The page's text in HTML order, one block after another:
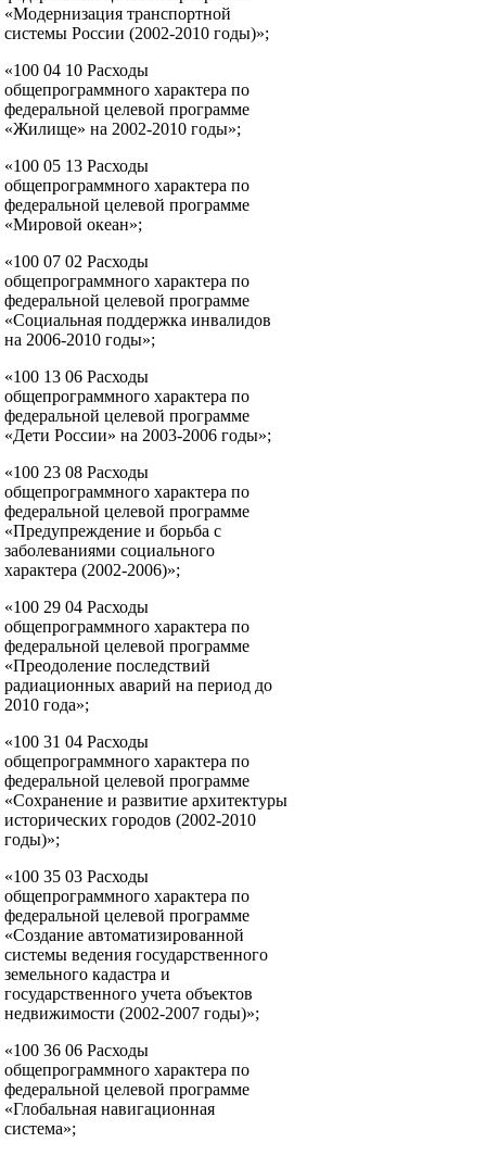
«Модернизация транспортной
системы России (2002-2010 годы)»;
«100 04 10 Расходы
общепрограммного характера по
федеральной целевой программе
«Жилище» на 2002-2010 годы»;
«100 05 13 Расходы
общепрограммного характера по
федеральной целевой программе
«Мировой океан»;
«100 07 02 Расходы
общепрограммного характера по
федеральной целевой программе
«Социальная поддержка инвалидов
на 2006-2010 годы»;
«100 13 06 Расходы
общепрограммного характера по
федеральной целевой программе
«Дети России» на 2003-2006 годы»;
«100 23 08 Расходы
общепрограммного характера по
федеральной целевой программе
«Предупреждение и борьба с
заболеваниями социального
характера (2002-2006)»;
«100 29 04 Расходы
общепрограммного характера по
федеральной целевой программе
«Преодоление последствий
радиационных аварий на период до
2010 года»;
«100 31 04 Расходы
общепрограммного характера по
федеральной целевой программе
«Сохранение и развитие архитектуры
исторических городов (2002-2010
годы)»;
«100 35 03 Расходы
общепрограммного характера по
федеральной целевой программе
«Создание автоматизированной
системы ведения государственного
земельного кадастра и
государственного учета объектов
недвижимости (2002-2007 годы)»;
«100 36 06 Расходы
общепрограммного характера по
федеральной целевой программе
«Глобальная навигационная
система»;